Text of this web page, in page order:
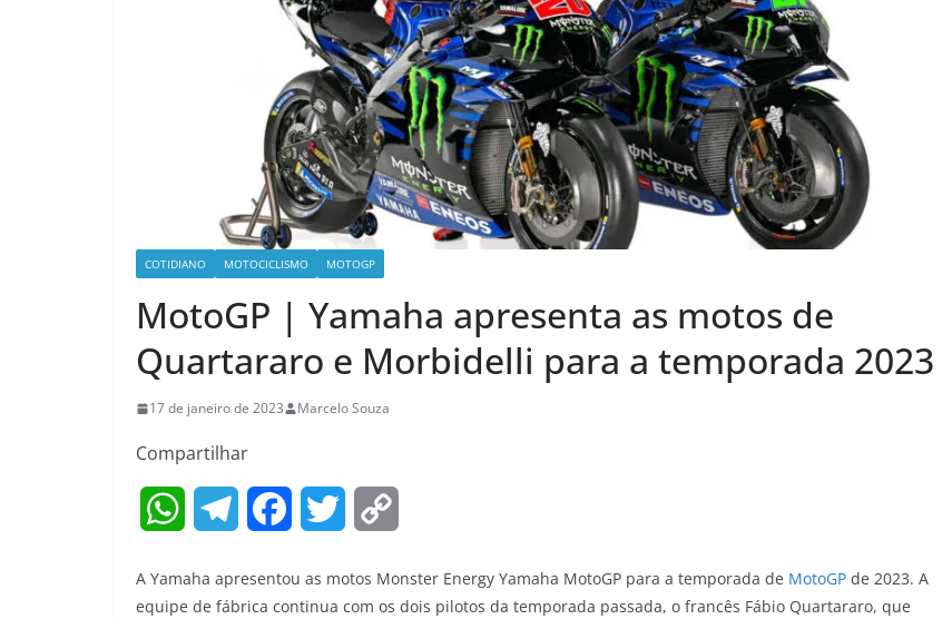
COTIDIANO MOTOCICLISMO MOTOGP
MotoGP | Yamaha apresenta as motos de
Quartararo e Morbidelli para a temporada 2023
17 de janeiro de 2023 Marcelo Souza
Compartilhar
W
a
l
c
i
p
A Yamaha apresentou as motos Monster Energy Yamaha MotoGP para a temporada de MotoGP de 2023. A
equipe de fábrica continua com os dois pilotos da temporada passada, o francês Fábio Quartararo, que